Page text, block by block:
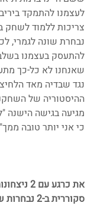
לעצמנו להתמקד
צריכות ללמוד לשחק
נבחרת שונה לגמרי,
להתעסק בעצמנו
שאנחנו לא כל-כך
נגד שבדיה מאד
ההיסטוריה של
מגיעה בגישה הישנה
כי אני יותר טובה
את כרגע
סקוררית ב-2 נבחרות שונות. מרגישה אחריות?